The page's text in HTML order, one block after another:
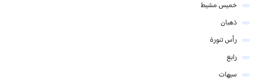
خميس مشيط
ذهبان
رأس تنورة
رابغ
سيهات